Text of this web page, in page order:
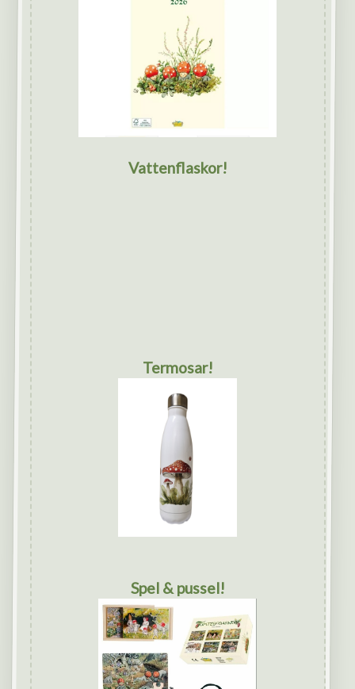
Vattenflaskor!
Termosar!
Spel & pussel!